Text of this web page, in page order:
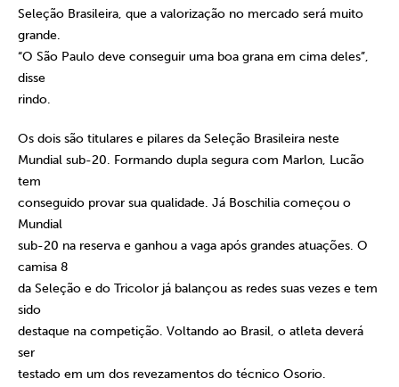
Seleção Brasileira, que a valorização no mercado será muito
grande.
“O São Paulo deve conseguir uma boa grana em cima deles”,
disse
rindo.
Os dois são titulares e pilares da Seleção Brasileira neste
Mundial sub-20. Formando dupla segura com Marlon, Lucão
tem
conseguido provar sua qualidade. Já Boschilia começou o
Mundial
sub-20 na reserva e ganhou a vaga após grandes atuações. O
camisa 8
da Seleção e do Tricolor já balançou as redes suas vezes e tem
sido
destaque na competição. Voltando ao Brasil, o atleta deverá
ser
testado em um dos revezamentos do técnico Osorio.